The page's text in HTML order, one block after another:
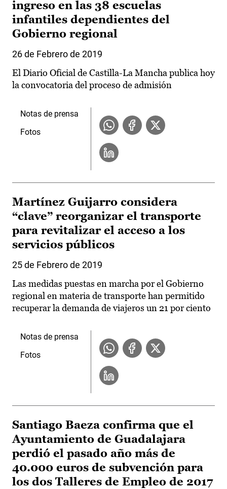
ingreso en las 38 escuelas
infantiles dependientes del
Gobierno regional
26 de Febrero de 2019
El Diario Oficial de Castilla-La Mancha publica hoy
la convocatoria del proceso de admisión
Notas de prensa
Fotos
Martínez Guijarro considera
“clave” reorganizar el transporte
para revitalizar el acceso a los
servicios públicos
25 de Febrero de 2019
Las medidas puestas en marcha por el Gobierno
regional en materia de transporte han permitido
recuperar la demanda de viajeros un 21 por ciento
Notas de prensa
Fotos
Santiago Baeza confirma que el
Ayuntamiento de Guadalajara
perdió el pasado año más de
40.000 euros de subvención para
los dos Talleres de Empleo de 2017